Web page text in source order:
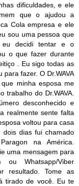
dificuldades, e ele
que o ajudou a
Cola empresa e ele
sou uma pessoa que
eu decidi tentar e o
o que fazer durante
. Eu sigo todas as
fazer. O Dr.WAVA
minha esposa me
trabalho do Dr.WAVA.
desconhecido e
realmente sente falta
voltou para casa
dois dias fui chamado
na América.
uma mensagem para
ou Whatsapp/Viber
resultado. Tome as
tirado de você. Eu te